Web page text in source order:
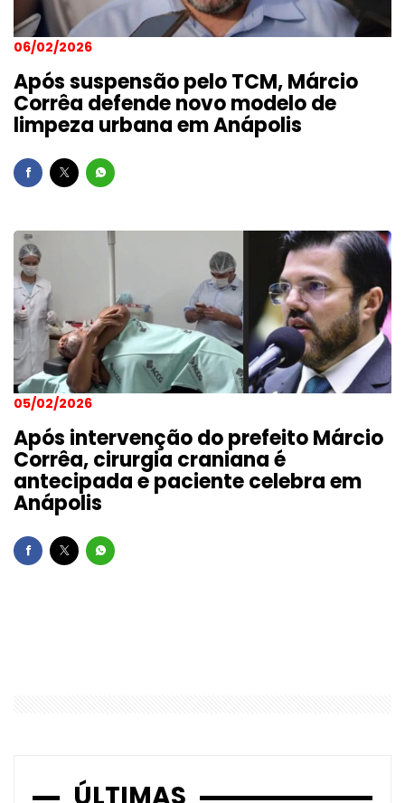
06/02/2026
Após suspensão pelo TCM, Márcio
Corrêa defende novo modelo de
limpeza urbana em Anápolis
05/02/2026
Após intervenção do prefeito Márcio
Corrêa, cirurgia craniana é
antecipada e paciente celebra em
Anápolis